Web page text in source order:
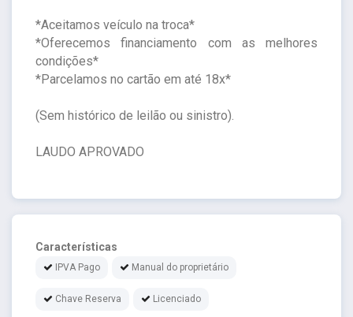
*Aceitamos veículo na troca*
*Oferecemos financiamento com as melhores
condições*
*Parcelamos no cartão em até 18x*
(Sem histórico de leilão ou sinistro).
LAUDO APROVADO
Características
IPVA Pago Manual do proprietário
Chave Reserva Licenciado